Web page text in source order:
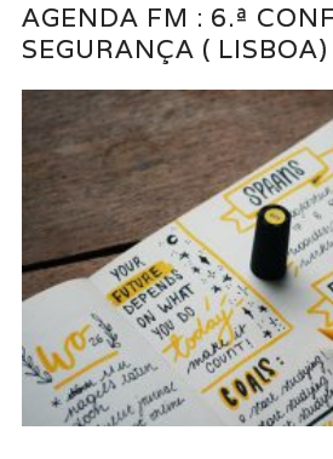
AGENDA FM : 6.ª
SEGURANÇA ( LISBOA)